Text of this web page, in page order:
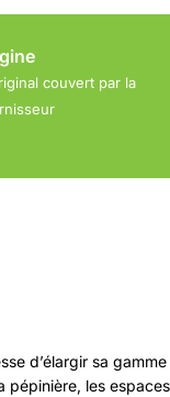
couvert par la
d’élargir sa
pépinière, les